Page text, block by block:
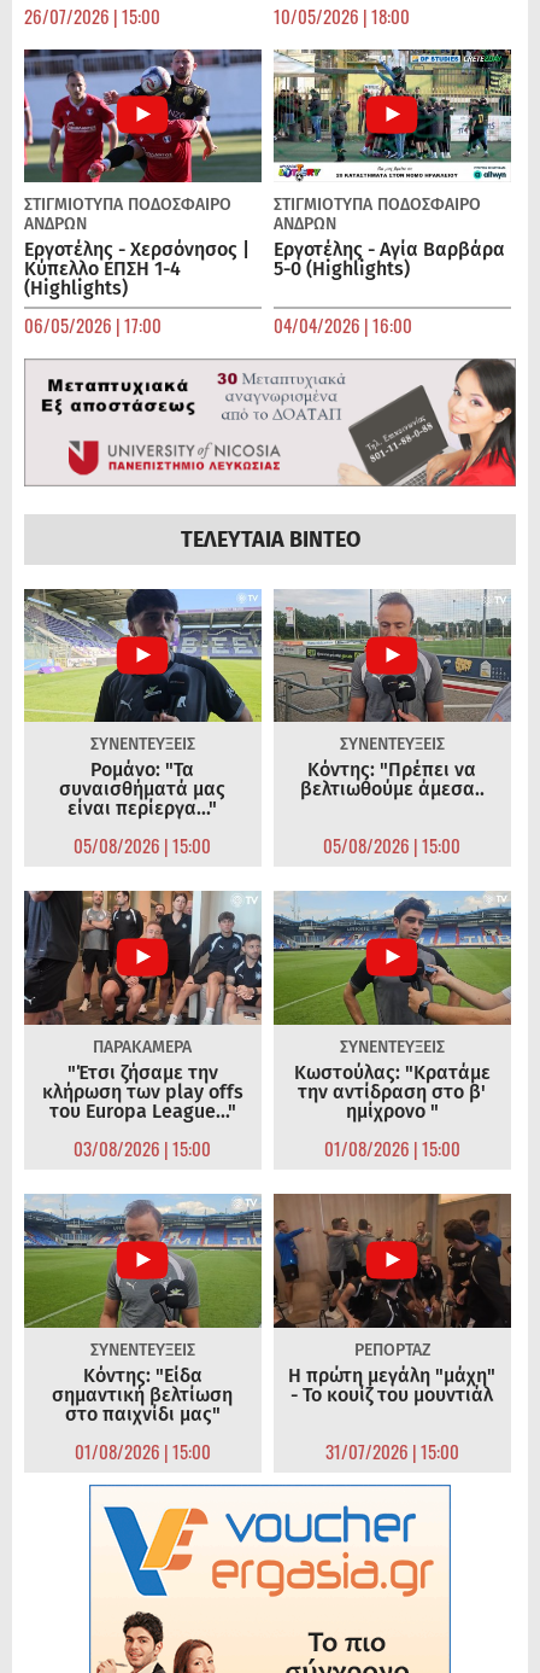
26/07/2026 | 15:00 10/05/2026 | 18:00
ΣΤΙΓΜΙΟΤΥΠΑ ΠΟΔΌΣΦΑΙΡΟ
ΑΝΔΡΏΝ
Εργοτέλης - Χερσόνησος |
Κύπελλο ΕΠΣΗ 1-4
(Highlights)
06/05/2026 | 17:00
ΣΤΙΓΜΙΟΤΥΠΑ ΠΟΔΌΣΦΑΙΡΟ
ΑΝΔΡΏΝ
Εργοτέλης - Αγία Βαρβάρα
5-0 (Highlights)
04/04/2026 | 16:00
ΤΕΛΕΥΤΑΙΑ ΒΙΝΤΕΟ
ΣΥΝΕΝΤΕΥΞΕΙΣ
Ρομάνο: "Τα
συναισθήματά μας
είναι περίεργα..."
05/08/2026 | 15:00
ΣΥΝΕΝΤΕΥΞΕΙΣ
Κόντης: "Πρέπει να
βελτιωθούμε άμεσα..
05/08/2026 | 15:00
ΠΑΡΑΚΑΜΕΡΑ
"Έτσι ζήσαμε την
κλήρωση των play offs
του Europa League..."
03/08/2026 | 15:00
ΣΥΝΕΝΤΕΥΞΕΙΣ
Κωστούλας: "Κρατάμε
την αντίδραση στο β'
ημίχρονο "
01/08/2026 | 15:00
ΣΥΝΕΝΤΕΥΞΕΙΣ
Κόντης: "Είδα
σημαντική βελτίωση
στο παιχνίδι μας"
01/08/2026 | 15:00
ΡΕΠΟΡΤΑΖ
Η πρώτη μεγάλη "μάχη"
- Το κουίζ του μουντιάλ
31/07/2026 | 15:00